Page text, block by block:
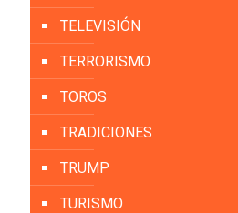
TELEVISIÓN
TERRORISMO
TOROS
TRADICIONES
TRUMP
TURISMO